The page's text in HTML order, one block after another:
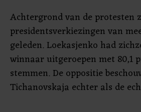
Achtergrond van de protesten
presidentsverkiezingen van
geleden. Loekasjenko had
winnaar uitgeroepen met 80,1
stemmen. De oppositie
Tichanovskaja echter als de